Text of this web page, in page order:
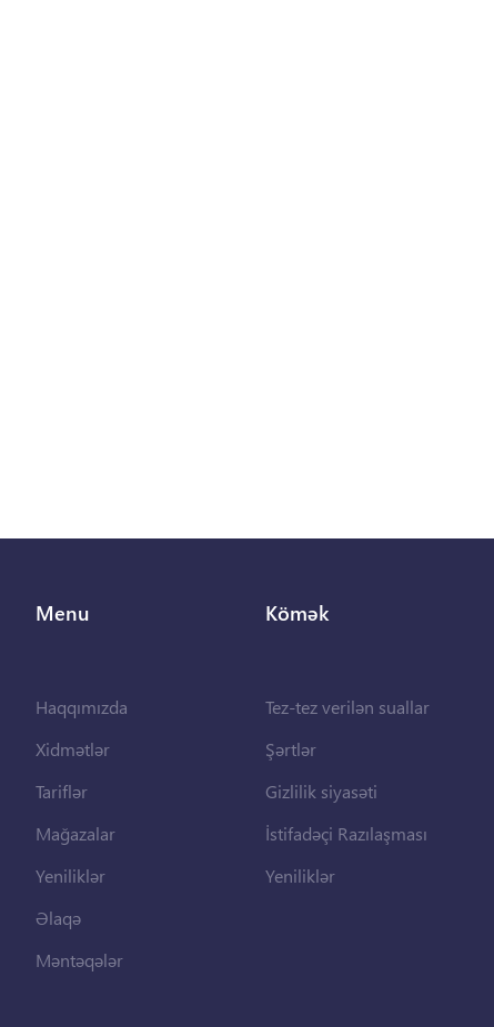
Menu
Haqqımızda
Xidmətlər
Tariflər
Mağazalar
Yeniliklər
Əlaqə
Məntəqələr
Kömək
Tez-tez verilən suallar
Şərtlər
Gizlilik siyasəti
İstifadəçi Razılaşması
Yeniliklər